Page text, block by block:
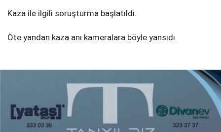
Kaza ile ilgili soruşturma başlatıldı.
Öte yandan kaza anı kameralara böyle yansıdı.